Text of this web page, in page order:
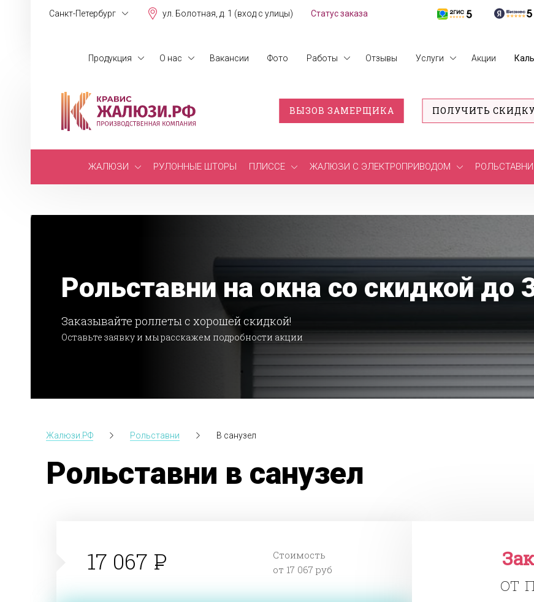
Санкт-Петербург ул. Болотная, д. 1 (вход с улицы) Статус заказа
Продукция О нас Вакансии Фото Работы Отзывы Услуги Акции
ВЫЗОВ ЗАМЕРЩИКА ПОЛУЧИТЬ СКИДКУ
ЖАЛЮЗИ РУЛОННЫЕ ШТОРЫ ПЛИССЕ ЖАЛЮЗИ С ЭЛЕКТРОПРИВОДОМ РОЛЬСТАВНИ
Рольставни на окна со скидкой до
Заказывайте роллеты с хорошей скидкой!
Оставьте заявку и мы расскажем подробности акции
Жалюзи.РФ Рольставни В санузел
Рольставни в санузел
17 067
Стоимость
от 17 067 руб
от